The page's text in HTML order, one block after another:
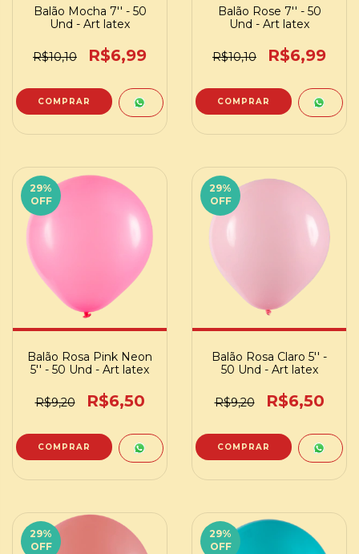
Balão Mocha 7'' - 50
Und - Art latex
R$10,10 R$6,99
Balão Rose 7'' - 50
Und - Art latex
R$10,10 R$6,99
29%
OFF
Balão Rosa Pink Neon
5'' - 50 Und - Art latex
R$9,20 R$6,50
29%
OFF
Balão Rosa Claro 5'' -
50 Und - Art latex
R$9,20 R$6,50
29%
OFF
29%
OFF